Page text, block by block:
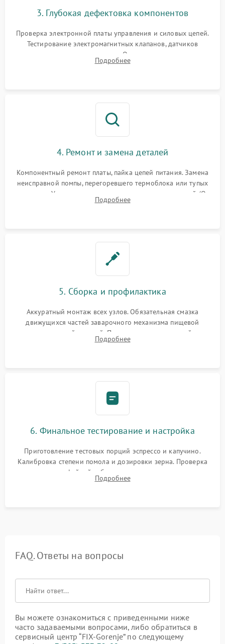
3. Глубокая дефектовка компонентов
Проверка электронной платы управления и силовых цепей.
Тестирование электромагнитных клапанов, датчиков
температуры и расходомера. Оценка степени износа
жерновов кофемолки, уплотнительных колец гидросистемы
Подробнее
4. Ремонт и замена деталей
Компонентный ремонт платы, пайка цепей питания. Замена
неисправной помпы, перегоревшего термоблока или тупых
жерновов. Установка новых силиконовых уплотнителей (O-
ring) и тефлоновых трубок для надежного устранения
Подробнее
5. Сборка и профилактика
Аккуратный монтаж всех узлов. Обязательная смазка
движущихся частей заварочного механизма пищевой
силиконовой смазкой. Проведение программной
декальцинации и очистки системы от кофейных масел.
Подробнее
6. Финальное тестирование и настройка
Приготовление тестовых порций эспрессо и капучино.
Калибровка степени помола и дозировки зерна. Проверка
плотности кофейной таблетки, температуры напитка и
качества молочной пены. Контроль отсутствия посторонних
Подробнее
FAQ. Ответы на вопросы
Вы можете ознакомиться с приведенными ниже
часто задаваемыми вопросами, либо обратиться в
сервисный центр “FIX-Gorenje” по следующему